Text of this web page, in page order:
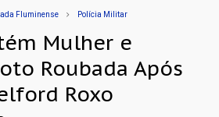
Fluminense Polícia Militar
Mulher e
Roubada Após
Roxo